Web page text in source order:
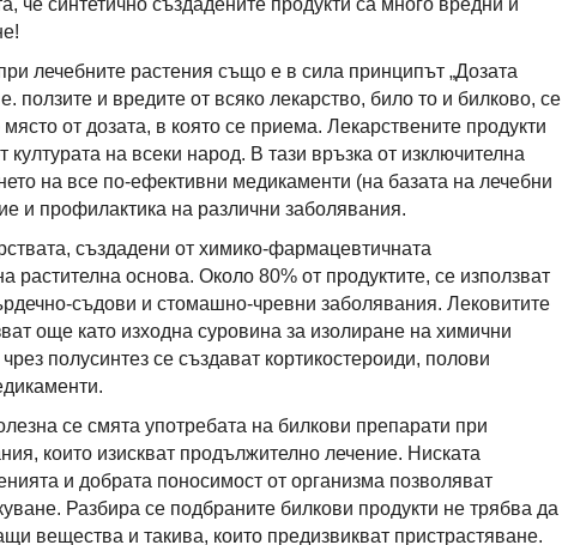
че синтетично създадените продукти са много вредни и
лечебните растения също е в сила принципът „Дозата
ползите и вредите от всяко лекарство, било то и билково, се
от дозата, в която се приема. Лекарствените продукти
културата на всеки народ. В тази връзка от изключителна
на все по-ефективни медикаменти (на базата на лечебни
и профилактика на различни заболявания.
създадени от химико-фармацевтичната
растителна основа. Около 80% от продуктите, се използват
съдови и стомашно-чревни заболявания. Лековитите
още като изходна суровина за изолиране на химични
полусинтез се създават кортикостероиди, полови
се смята употребата на билкови препарати при
които изискват продължително лечение. Ниската
и добрата поносимост от организма позволяват
Разбира се подбраните билкови продукти не трябва да
вещества и такива, които предизвикват пристрастяване.